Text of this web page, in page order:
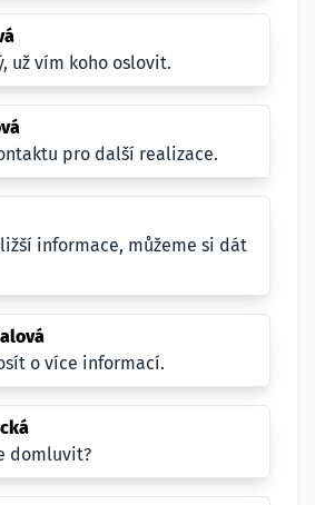
už vím koho oslovit.
pro další realizace.
informace, můžeme si dát
o více informací.
domluvit?